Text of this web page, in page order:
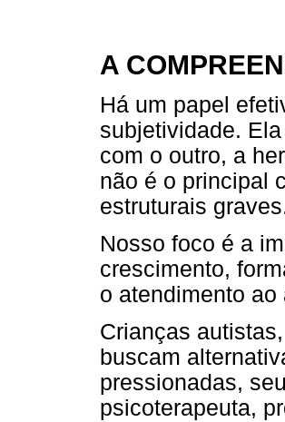
A
Há um papel
subjetividade.
com o outro, a
não é o principal
estruturais
Nosso foco é a
crescimento,
o atendimento ao
Crianças
buscam
pressionadas,
psicoterapeuta,